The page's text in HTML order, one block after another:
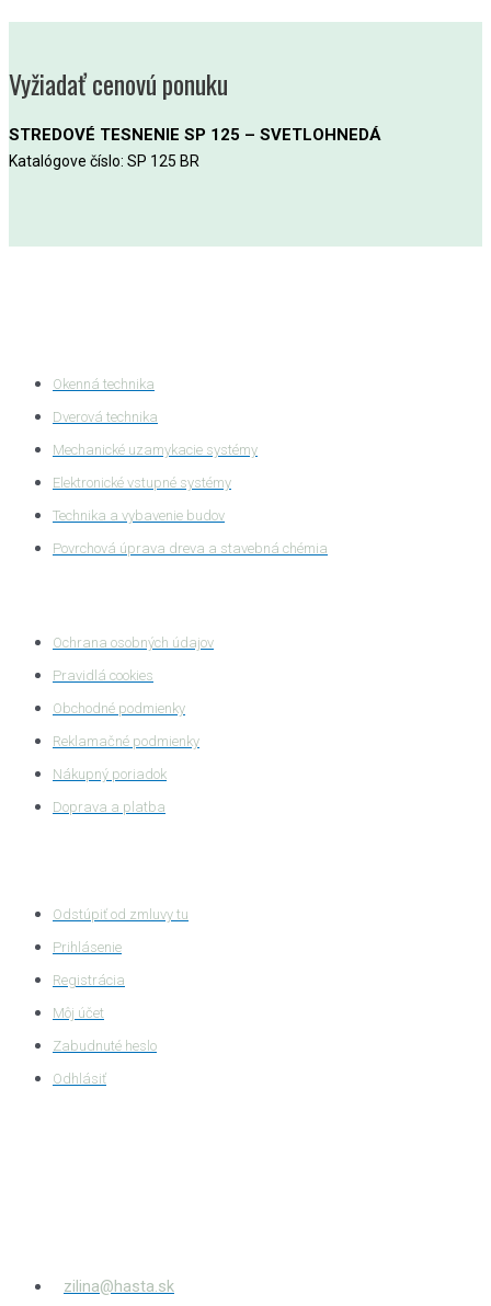
Vyžiadať cenovú ponuku
STREDOVÉ TESNENIE SP 125 – SVETLOHNEDÁ
Katalógove číslo: SP 125 BR
Okenná technika
Dverová technika
Mechanické uzamykacie systémy
Elektronické vstupné systémy
Technika a vybavenie budov
Povrchová úprava dreva a stavebná chémia
Ochrana osobných údajov
Pravidlá cookies
Obchodné podmienky
Reklamačné podmienky
Nákupný poriadok
Doprava a platba
Odstúpiť od zmluvy tu
Prihlásenie
Registrácia
Môj účet
Zabudnuté heslo
Odhlásiť
zilina@hasta.sk